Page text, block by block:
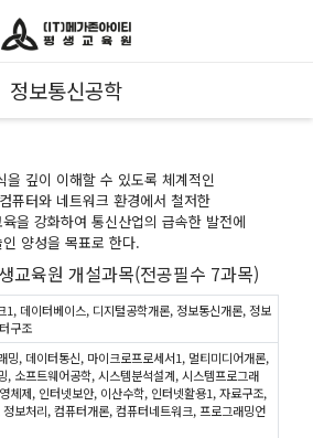
정보통신공학
을 깊이 이해할 수 있도록 체계적인
퓨터와 네트워크 환경에서 철저한
을 강화하여 통신산업의 급속한 발전에
양성을 목표로 한다.
교육원 개설과목(전공필수 7과목)
1, 데이터베이스, 디지털공학개론, 정보통신개론, 정보
구조
밍, 데이터통신, 마이크로프로세서1, 멀티미디어개론,
, 소프트웨어공학, 시스템분석설계, 시스템프로그래
체제, 인터넷보안, 이산수학, 인터넷활용1, 자료구조,
보처리, 컴퓨터개론, 컴퓨터네트워크, 프로그래밍언